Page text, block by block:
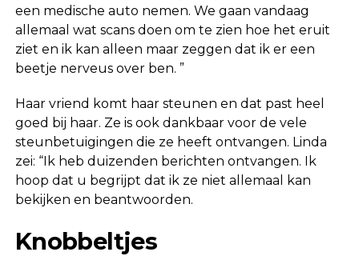
een medische auto nemen. We gaan vandaag
allemaal wat scans doen om te zien hoe het eruit
ziet en ik kan alleen maar zeggen dat ik er een
beetje nerveus over ben. ”
Haar vriend komt haar steunen en dat past heel
goed bij haar. Ze is ook dankbaar voor de vele
steunbetuigingen die ze heeft ontvangen. Linda
zei: “Ik heb duizenden berichten ontvangen. Ik
hoop dat u begrijpt dat ik ze niet allemaal kan
bekijken en beantwoorden.
Knobbeltjes